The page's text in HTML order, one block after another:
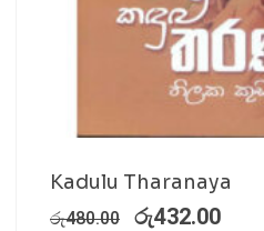
Kadulu Tharanaya
රු480.00 රු432.00